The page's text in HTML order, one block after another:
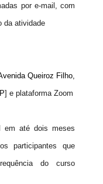
por e-mail, com
da atividade
Queiroz Filho,
] e plataforma Zoom
em até dois meses
participantes que
do curso